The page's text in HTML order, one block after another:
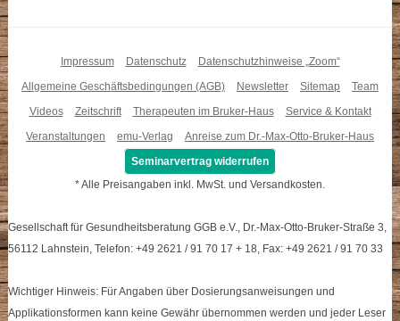
Impressum Datenschutz
Datenschutzhinweise „Zoom“
Allgemeine Geschäftsbedingungen (AGB)
Newsletter Sitemap
Team
Videos
Zeitschrift Therapeuten im Bruker-Haus
Service & Kontakt
Veranstaltungen
emu-Verlag
Anreise zum Dr.-Max-Otto-Bruker-Haus
Seminarvertrag widerrufen
* Alle Preisangaben inkl. MwSt. und Versandkosten.
Gesellschaft für Gesundheitsberatung GGB e.V., Dr.-Max-Otto-Bruker-Straße 3,
56112 Lahnstein, Telefon: +49 2621 / 91 70 17 + 18, Fax: +49 2621 / 91 70 33
Wichtiger Hinweis: Für Angaben über Dosierungsanweisungen und
Applikationsformen kann keine Gewähr übernommen werden und jeder Leser